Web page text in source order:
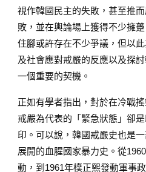
視作韓國民主的失敗，甚至推
敗，並在輿論場上獲得不少擁
住腳或許存在不少爭議，但以
及社會應對戒嚴的反應以及探
一個重要的契機。
正如有學者指出，對於在冷戰
戒嚴為代表的「緊急狀態」卻
印。可以說，韓國戒嚴史也是
展開的血腥國家暴力史。從
動，到1961年樸正熙發動軍事